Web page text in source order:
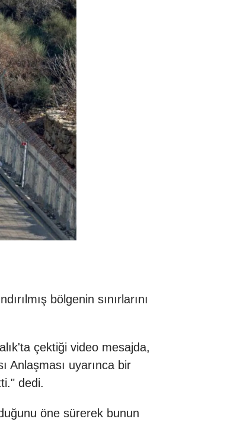
bölgenin sınırlarını
çektiği video mesajda,
Anlaşması uyarınca bir
dedi.
öne sürerek bunun